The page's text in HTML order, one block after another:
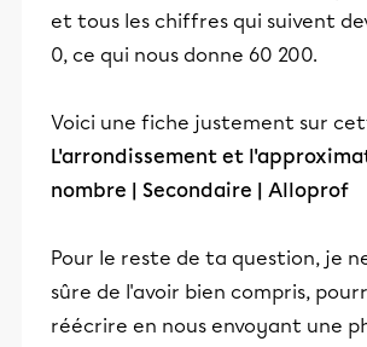
et tous les chiffres qui suivent
0, ce qui nous donne 60 200.
Voici une fiche justement sur
L'arrondissement et
nombre | Secondaire | Alloprof
Pour le reste de ta question, je
sûre de l'avoir bien compris,
réécrire en nous envoyant une